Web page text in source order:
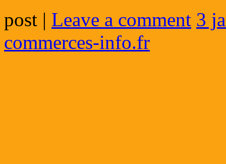
post | Leave a comment 3
commerces-info.fr